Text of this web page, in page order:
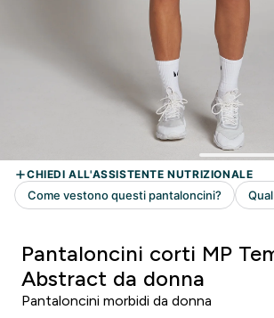
Pantaloncini corti MP
Abstract da donna
Pantaloncini morbidi da donna